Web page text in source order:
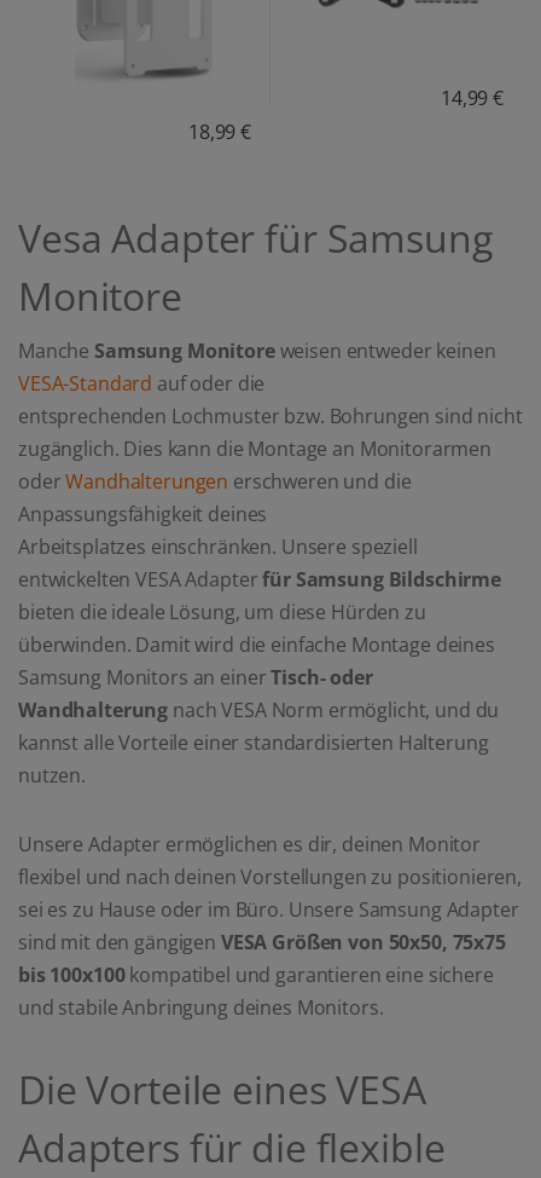
18,99 €
14,99 €
Vesa Adapter für Samsung
Monitore
Manche Samsung Monitoreweisen entweder keinen
VESA-Standard auf oder die
entsprechenden Lochmuster bzw. Bohrungen sind nicht
zugänglich. Dies kann die Montage an Monitorarmen
oderWandhalterungen erschweren und die
Anpassungsfähigkeit deines
Arbeitsplatzes einschränken. Unsere speziell
entwickelten VESA Adapterfür Samsung Bildschirme
bieten die ideale Lösung, um diese Hürden zu
überwinden. Damit wird die einfache Montage deines
Samsung Monitors an einerTisch- oder
Wandhalterung nach VESA Norm ermöglicht, und du
kannst alle Vorteile einer standardisierten Halterung
nutzen.
Unsere Adapter ermöglichen es dir, deinen Monitor
flexibel und nach deinen Vorstellungen zu positionieren,
sei es zu Hause oder im Büro. Unsere Samsung Adapter
sind mit den gängigen VESA Größen von 50x50, 75x75
bis 100x100kompatibel und garantieren eine sichere
und stabile Anbringung deines Monitors.
Die Vorteile eines VESA
Adapters für die flexible